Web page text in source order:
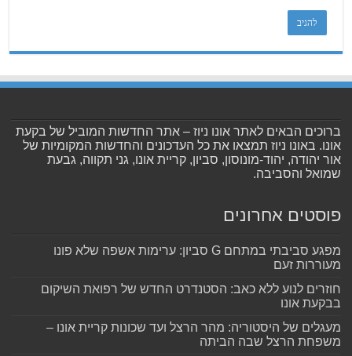
ברוכים הבאים לאתר אונו ניוז – אתר החדשות המוביל של בקעת
אונו. באונו ניוז תמצאו את כל העדכונים והחדשות המקומיות של
אור יהודה, יהוד-מונוסון, סביון, קריית אונו, גני תקווה, גבעת
שמואל והסביבה.
פוסטים אחרונים
מפגע סביבתי במתחם G סביון: ערימות אשפה שלא פונו
מעוררות זעם
חוזרים לנוע ללא כאב: הסטנדרט החדש של רפואת השיקום
בבקעת אונו
מעגלים של היסטוריה: מהר הרצל ועד שכונות קריית אונו –
משפחת הרצל שבה הביתה